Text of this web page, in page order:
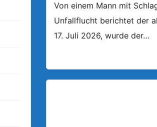
Von einem Mann mit
Unfallflucht berichtet der
17. Juli 2026, wurde der…